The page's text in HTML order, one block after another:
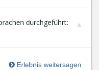
durchgeführt:
Erlebnis weitersagen